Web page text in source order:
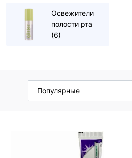
Освежители
полости рта
(6)